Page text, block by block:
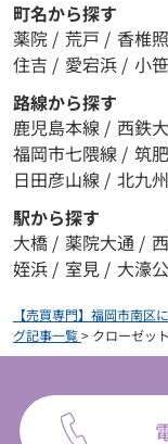
町名から探す
薬院 / 荒戸 / 香椎
住吉 / 愛宕浜 / 小笹
路線から探す
鹿児島本線 / 西鉄
福岡市七隈線 / 筑
日田彦山線 / 北九
駅から探す
大橋 / 薬院大通 /
姪浜 / 室見 / 大濠
【売買専門】福岡市南区
グ記事一覧> クローゼッ